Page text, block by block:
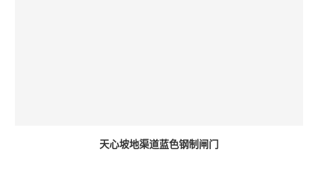
天心坡地渠道蓝色钢制闸门